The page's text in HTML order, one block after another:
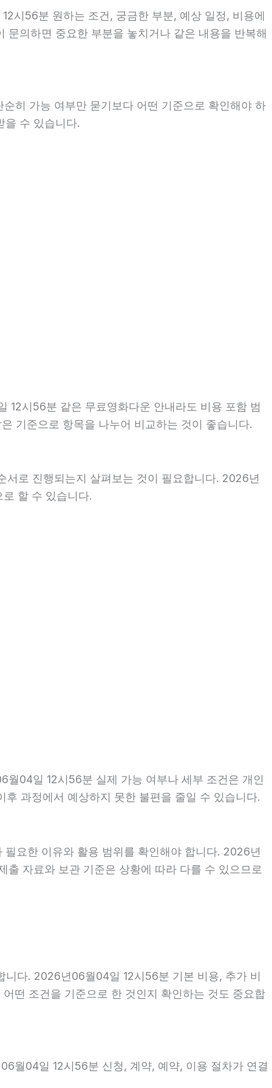
시56분 원하는 조건, 궁금한 부분, 예상 일정, 비용에
의하면 중요한 부분을 놓치거나 같은 내용을 반복해
히 가능 여부만 묻기보다 어떤 기준으로 확인해야 하
을 수 있습니다.
12시56분 같은 무료영화다운 안내라도 비용 포함 범
기준으로 항목을 나누어 비교하는 것이 좋습니다.
로 진행되는지 살펴보는 것이 필요합니다. 2026년
할 수 있습니다.
04일 12시56분 실제 가능 여부나 세부 조건은 개인
과정에서 예상하지 못한 불편을 줄일 수 있습니다.
요한 이유와 활용 범위를 확인해야 합니다. 2026년
출 자료와 보관 기준은 상황에 따라 다를 수 있으므로
니다. 2026년06월04일 12시56분 기본 비용, 추가 비
떤 조건을 기준으로 한 것인지 확인하는 것도 중요합
월04일 12시56분 신청, 계약, 예약, 이용 절차가 연결